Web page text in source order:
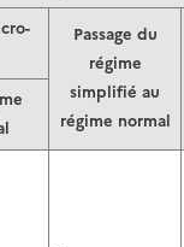
Passage du
régime
simplifié au
régime normal